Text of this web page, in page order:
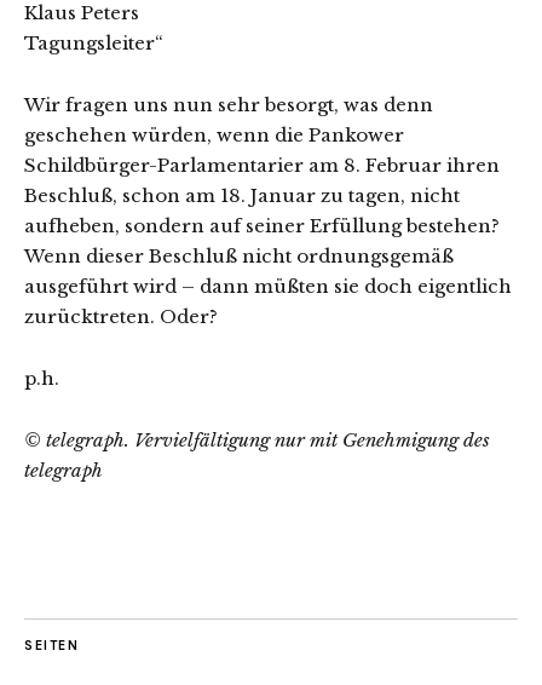
Klaus Peters
Tagungsleiter“
Wir fragen uns nun sehr besorgt, was denn
geschehen würden, wenn die Pankower
Schildbürger-Parlamentarier am 8. Februar ihren
Beschluß, schon am 18. Januar zu tagen, nicht
aufheben, sondern auf seiner Erfüllung bestehen?
Wenn dieser Beschluß nicht ordnungsgemäß
ausgeführt wird – dann müßten sie doch eigentlich
zurücktreten. Oder?
p.h.
© telegraph. Vervielfältigung nur mit Genehmigung des
telegraph
SEITEN